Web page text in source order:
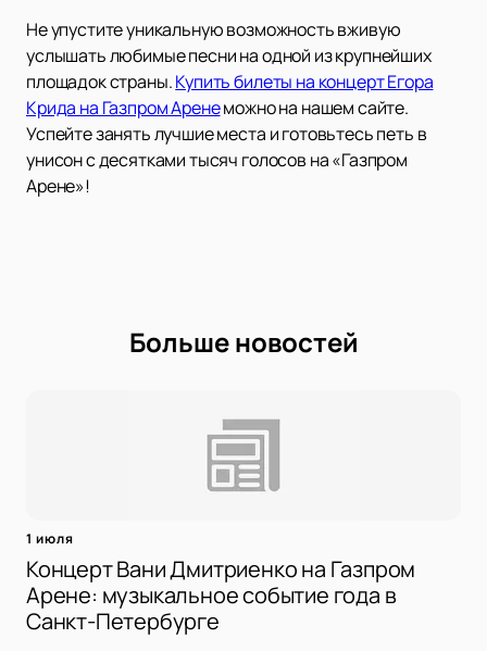
Не упустите уникальную возможность вживую
услышать любимые песни на одной из крупнейших
площадок страны.Купить билеты на концерт Егора
Крида на Газпром Аренеможно на нашем сайте.
Успейте занять лучшие места и готовьтесь петь в
унисон с десятками тысяч голосов на «Газпром
Арене»!
Больше новостей
1 июля
Концерт Вани Дмитриенко на Газпром
Арене: музыкальное событие года в
Санкт-Петербурге